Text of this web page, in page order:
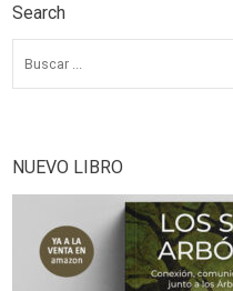
Search
NUEVO LIBRO